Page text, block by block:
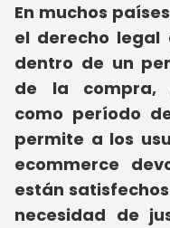
En muchos
el derecho legal
dentro de un
de la compra,
como período
permite a los
ecommerce
están
necesidad de